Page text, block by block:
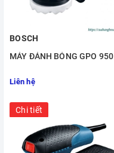
BOSCH
MÁY ĐÁNH BÓNG GPO 950
Liên hệ
Chi tiết